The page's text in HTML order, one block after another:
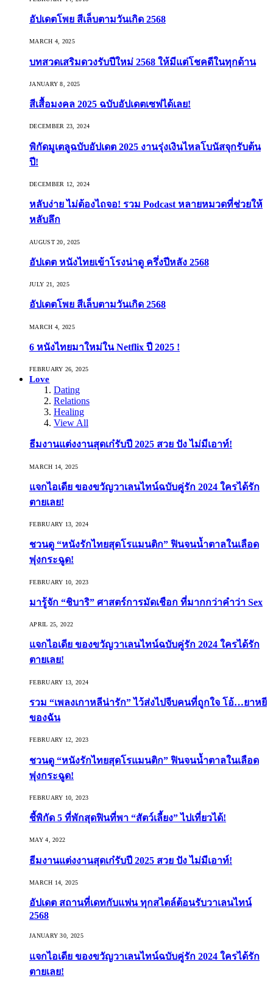
อัปเดตโพย สีเล็บตามวันเกิด 2568
MARCH 4, 2025
บทสวดเสริมดวงรับปีใหม่ 2568 ให้มีแต่โชคดีในทุกด้าน
JANUARY 8, 2025
สีเสื้อมงคล 2025 ฉบับอัปเดตเซฟได้เลย!
DECEMBER 23, 2024
พิกัดมูเตลูฉบับอัปเดต 2025 งานรุ่งเงินไหลโบนัสจุกรับต้น
ปี!
DECEMBER 12, 2024
หลับง่าย ไม่ต้องไถจอ! รวม Podcast หลายหมวดที่ช่วยให้
หลับลึก
AUGUST 20, 2025
อัปเดต หนังไทยเข้าโรงน่าดู ครึ่งปีหลัง 2568
JULY 21, 2025
อัปเดตโพย สีเล็บตามวันเกิด 2568
MARCH 4, 2025
6 หนังไทยมาใหม่ใน Netflix ปี 2025 !
FEBRUARY 26, 2025
Love
Dating
Relations
Healing
View All
ธีมงานแต่งงานสุดเก๋รับปี 2025 สวย ปัง ไม่มีเอาท์!
MARCH 14, 2025
แจกไอเดีย ของขวัญวาเลนไทน์ฉบับคู่รัก 2024 ใครได้รัก
ตายเลย!
FEBRUARY 13, 2024
ชวนดู “หนังรักไทยสุดโรแมนติก” ฟินจนน้ำตาลในเลือด
พุ่งกระฉูด!
FEBRUARY 10, 2023
มารู้จัก “ชิบาริ” ศาสตร์การมัดเชือก ที่มากกว่าคำว่า Sex
APRIL 25, 2022
แจกไอเดีย ของขวัญวาเลนไทน์ฉบับคู่รัก 2024 ใครได้รัก
ตายเลย!
FEBRUARY 13, 2024
รวม “เพลงเกาหลีน่ารัก” ไว้ส่งไปจีบคนที่ถูกใจ โอ้…ยาหยี
ของฉัน
FEBRUARY 12, 2023
ชวนดู “หนังรักไทยสุดโรแมนติก” ฟินจนน้ำตาลในเลือด
พุ่งกระฉูด!
FEBRUARY 10, 2023
ชี้พิกัด 5 ที่พักสุดฟินที่พา “สัตว์เลี้ยง” ไปเที่ยวได้!
MAY 4, 2022
ธีมงานแต่งงานสุดเก๋รับปี 2025 สวย ปัง ไม่มีเอาท์!
MARCH 14, 2025
อัปเดต สถานที่เดทกับแฟน ทุกสไตล์ต้อนรับวาเลนไทน์
2568
JANUARY 30, 2025
แจกไอเดีย ของขวัญวาเลนไทน์ฉบับคู่รัก 2024 ใครได้รัก
ตายเลย!